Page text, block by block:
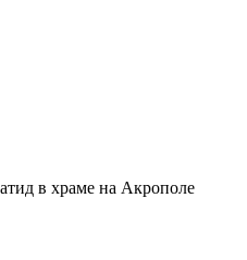
в храме на Акрополе